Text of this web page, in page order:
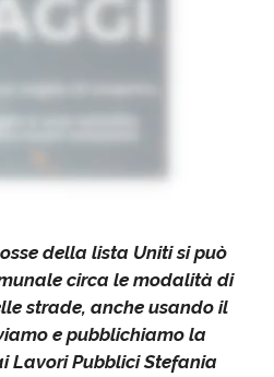
della lista Uniti si può
circa le modalità di
strade, anche usando il
e pubblichiamo la
Lavori Pubblici Stefania